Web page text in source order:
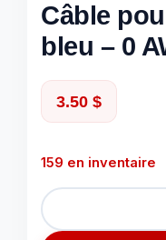
Câble
bleu – 0
3.50 $
159 en inventaire
quantité
de